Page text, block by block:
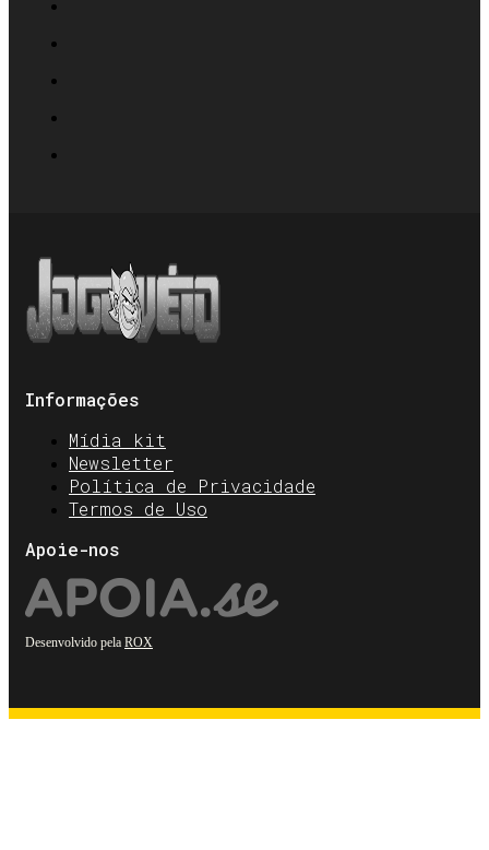
Informações
Mídia kit
Newsletter
Política de Privacidade
Termos de Uso
Apoie-nos
Desenvolvido pela ROX